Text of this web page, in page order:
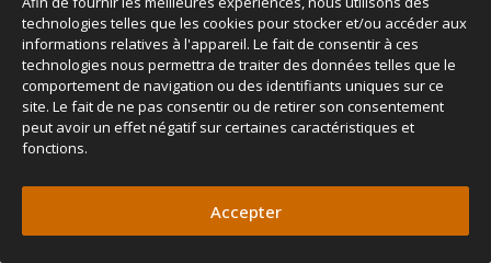
technologies telles que les cookies pour stocker et/ou accéder aux
informations relatives à l'appareil. Le fait de consentir à ces
technologies nous permettra de traiter des données telles que le
comportement de navigation ou des identifiants uniques sur ce
site. Le fait de ne pas consentir ou de retirer son consentement
peut avoir un effet négatif sur certaines caractéristiques et
fonctions.
Accepter